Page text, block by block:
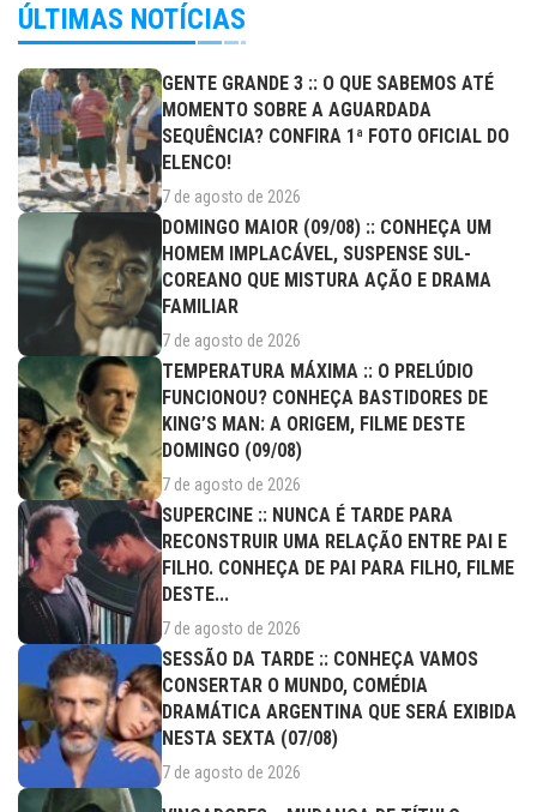
ÚLTIMAS NOTÍCIAS
GENTE GRANDE 3 :: O QUE SABEMOS ATÉ
MOMENTO SOBRE A AGUARDADA
SEQUÊNCIA? CONFIRA 1ª FOTO OFICIAL DO
ELENCO!
7 de agosto de 2026
DOMINGO MAIOR (09/08) :: CONHEÇA UM
HOMEM IMPLACÁVEL, SUSPENSE SUL-
COREANO QUE MISTURA AÇÃO E DRAMA
FAMILIAR
7 de agosto de 2026
TEMPERATURA MÁXIMA :: O PRELÚDIO
FUNCIONOU? CONHEÇA BASTIDORES DE
KING’S MAN: A ORIGEM, FILME DESTE
DOMINGO (09/08)
7 de agosto de 2026
SUPERCINE :: NUNCA É TARDE PARA
RECONSTRUIR UMA RELAÇÃO ENTRE PAI E
FILHO. CONHEÇA DE PAI PARA FILHO, FILME
DESTE...
7 de agosto de 2026
SESSÃO DA TARDE :: CONHEÇA VAMOS
CONSERTAR O MUNDO, COMÉDIA
DRAMÁTICA ARGENTINA QUE SERÁ EXIBIDA
NESTA SEXTA (07/08)
7 de agosto de 2026